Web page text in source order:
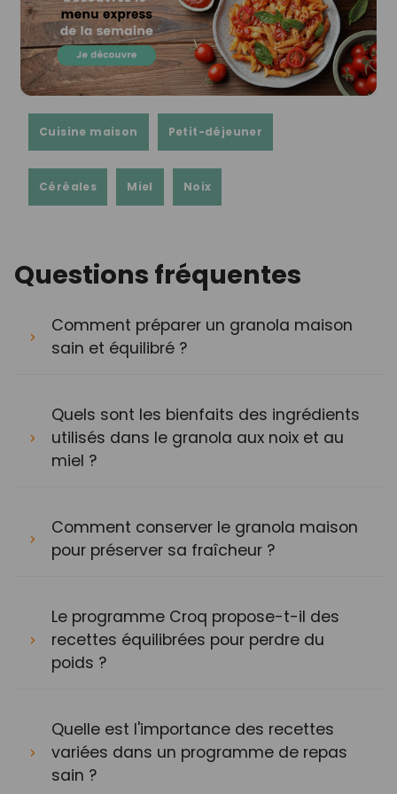
Cuisine maison Petit-déjeuner
Céréales Miel Noix
Questions fréquentes
Comment préparer un granola maison
sain et équilibré ?
Quels sont les bienfaits des ingrédients
utilisés dans le granola aux noix et au
miel ?
Comment conserver le granola maison
pour préserver sa fraîcheur ?
Le programme Croq propose-t-il des
recettes équilibrées pour perdre du
poids ?
Quelle est l'importance des recettes
variées dans un programme de repas
sain ?